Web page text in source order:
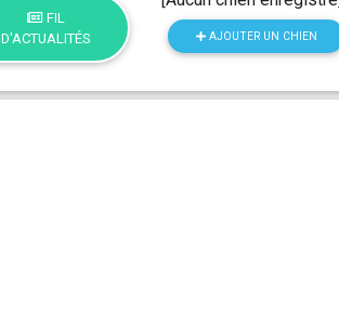
FIL
D'ACTUALITÉS
AJOUTER UN CHIEN